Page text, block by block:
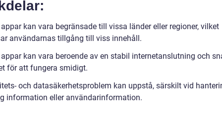
kan vara begränsade till vissa länder eller regioner, vilket
användarnas tillgång till viss innehåll.
kan vara beroende av en stabil internetanslutning och
för att fungera smidigt.
och datasäkerhetsproblem kan uppstå, särskilt vid
information eller användarinformation.